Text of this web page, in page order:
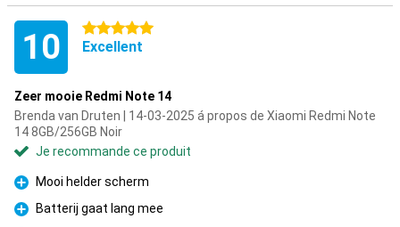
10 5 étoiles
Excellent
Zeer mooie Redmi Note 14
Brenda van Druten | 14-03-2025 á propos de Xiaomi Redmi Note
14 8GB/256GB Noir
Je recommande ce produit
Pour
Mooi helder scherm
Pour
Batterij gaat lang mee